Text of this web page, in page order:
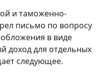
и таможенно-
письмо по вопросу
в виде
доход для отдельных
следующее.